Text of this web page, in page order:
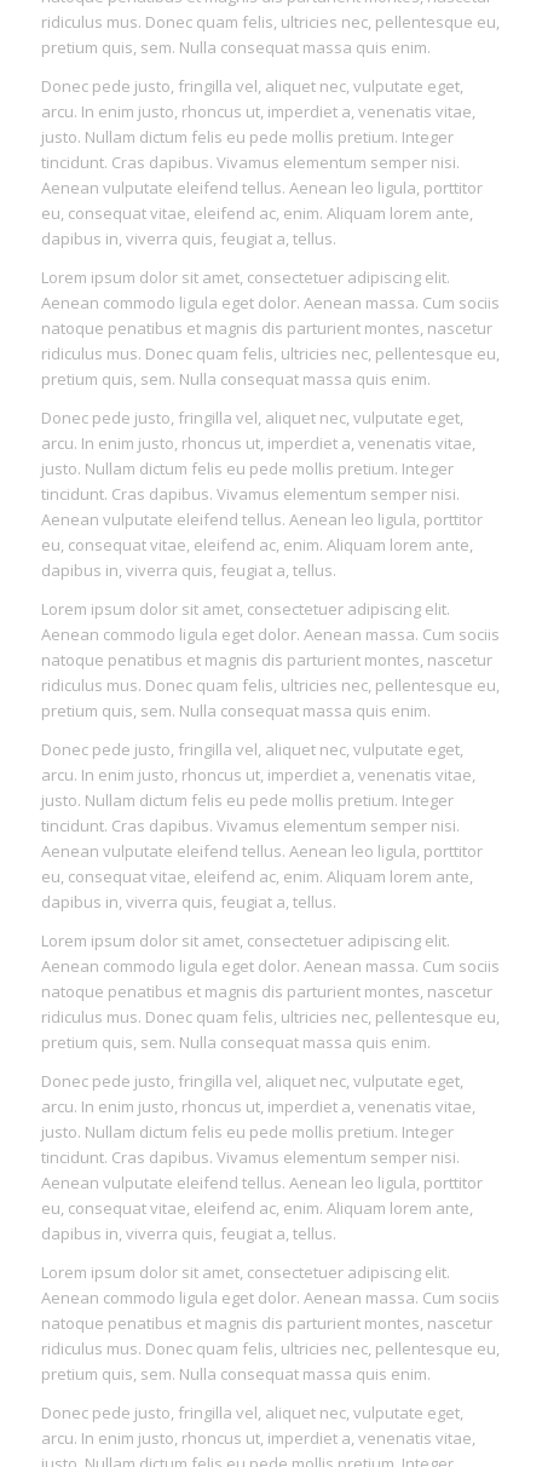
ridiculus mus. Donec quam felis, ultricies nec, pellentesque eu,
pretium quis, sem. Nulla consequat massa quis enim.
Donec pede justo, fringilla vel, aliquet nec, vulputate eget,
arcu. In enim justo, rhoncus ut, imperdiet a, venenatis vitae,
justo. Nullam dictum felis eu pede mollis pretium. Integer
tincidunt. Cras dapibus. Vivamus elementum semper nisi.
Aenean vulputate eleifend tellus. Aenean leo ligula, porttitor
eu, consequat vitae, eleifend ac, enim. Aliquam lorem ante,
dapibus in, viverra quis, feugiat a, tellus.
Lorem ipsum dolor sit amet, consectetuer adipiscing elit.
Aenean commodo ligula eget dolor. Aenean massa. Cum sociis
natoque penatibus et magnis dis parturient montes, nascetur
ridiculus mus. Donec quam felis, ultricies nec, pellentesque eu,
pretium quis, sem. Nulla consequat massa quis enim.
Donec pede justo, fringilla vel, aliquet nec, vulputate eget,
arcu. In enim justo, rhoncus ut, imperdiet a, venenatis vitae,
justo. Nullam dictum felis eu pede mollis pretium. Integer
tincidunt. Cras dapibus. Vivamus elementum semper nisi.
Aenean vulputate eleifend tellus. Aenean leo ligula, porttitor
eu, consequat vitae, eleifend ac, enim. Aliquam lorem ante,
dapibus in, viverra quis, feugiat a, tellus.
Lorem ipsum dolor sit amet, consectetuer adipiscing elit.
Aenean commodo ligula eget dolor. Aenean massa. Cum sociis
natoque penatibus et magnis dis parturient montes, nascetur
ridiculus mus. Donec quam felis, ultricies nec, pellentesque eu,
pretium quis, sem. Nulla consequat massa quis enim.
Donec pede justo, fringilla vel, aliquet nec, vulputate eget,
arcu. In enim justo, rhoncus ut, imperdiet a, venenatis vitae,
justo. Nullam dictum felis eu pede mollis pretium. Integer
tincidunt. Cras dapibus. Vivamus elementum semper nisi.
Aenean vulputate eleifend tellus. Aenean leo ligula, porttitor
eu, consequat vitae, eleifend ac, enim. Aliquam lorem ante,
dapibus in, viverra quis, feugiat a, tellus.
Lorem ipsum dolor sit amet, consectetuer adipiscing elit.
Aenean commodo ligula eget dolor. Aenean massa. Cum sociis
natoque penatibus et magnis dis parturient montes, nascetur
ridiculus mus. Donec quam felis, ultricies nec, pellentesque eu,
pretium quis, sem. Nulla consequat massa quis enim.
Donec pede justo, fringilla vel, aliquet nec, vulputate eget,
arcu. In enim justo, rhoncus ut, imperdiet a, venenatis vitae,
justo. Nullam dictum felis eu pede mollis pretium. Integer
tincidunt. Cras dapibus. Vivamus elementum semper nisi.
Aenean vulputate eleifend tellus. Aenean leo ligula, porttitor
eu, consequat vitae, eleifend ac, enim. Aliquam lorem ante,
dapibus in, viverra quis, feugiat a, tellus.
Lorem ipsum dolor sit amet, consectetuer adipiscing elit.
Aenean commodo ligula eget dolor. Aenean massa. Cum sociis
natoque penatibus et magnis dis parturient montes, nascetur
ridiculus mus. Donec quam felis, ultricies nec, pellentesque eu,
pretium quis, sem. Nulla consequat massa quis enim.
Donec pede justo, fringilla vel, aliquet nec, vulputate eget,
arcu. In enim justo, rhoncus ut, imperdiet a, venenatis vitae,